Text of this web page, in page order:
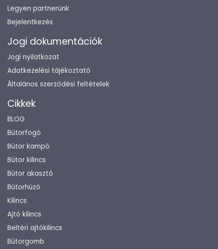
Legyen partnerünk
Bejelentkezés
Jogi dokumentációk
Jogi nyilatkozat
Adatkezelési tájékoztató
Általános szerződési feltételek
Cikkek
BLOG
Bútorfogó
Bútor kampó
Bútor kilincs
Bútor akasztó
Bútorhúzó
Kilincs
Ajtó kilincs
Beltéri ajtókilincs
Bútorgomb